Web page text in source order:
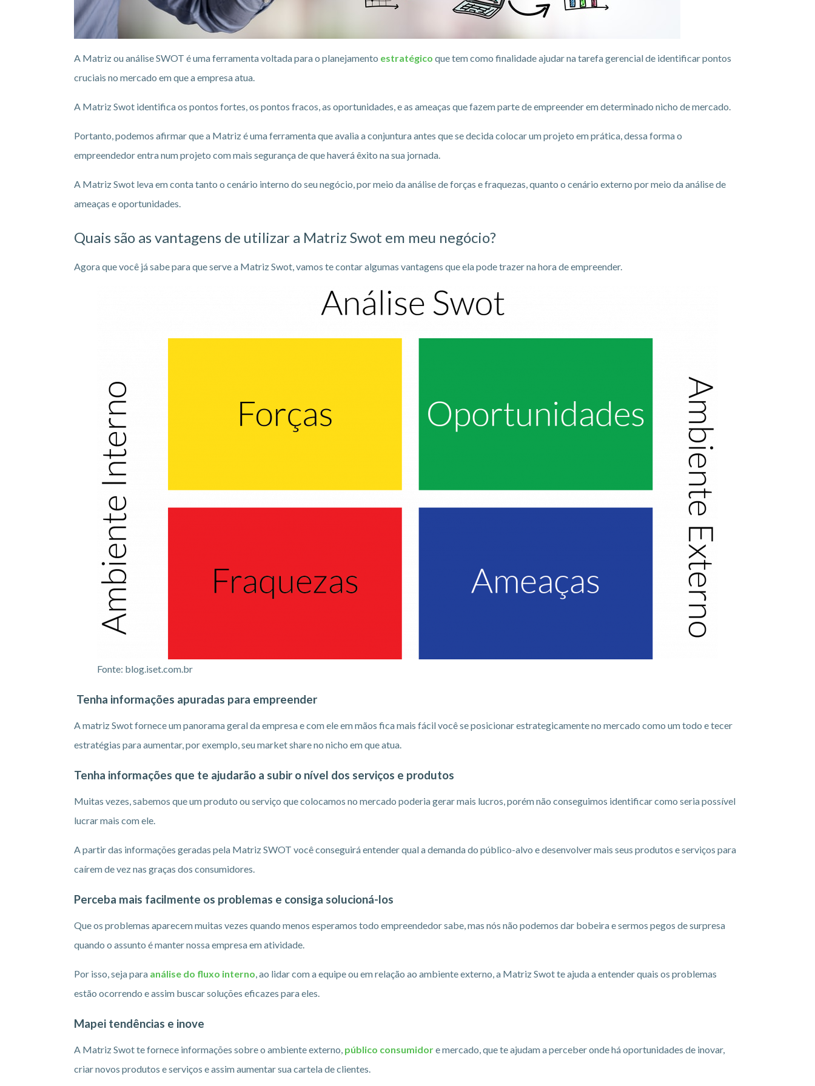
A Matriz ou análise SWOT é uma ferramenta voltada para o planejamento estratégico que tem como finalidade ajudar na tarefa gerencial de identificar pontos
cruciais no mercado em que a empresa atua.
A Matriz Swot identifica os pontos fortes, os pontos fracos, as oportunidades, e as ameaças que fazem parte de empreender em determinado nicho de mercado.
Portanto, podemos afirmar que a Matriz é uma ferramenta que avalia a conjuntura antes que se decida colocar um projeto em prática, dessa forma o
empreendedor entra num projeto com mais segurança de que haverá êxito na sua jornada.
A Matriz Swot leva em conta tanto o cenário interno do seu negócio, por meio da análise de forças e fraquezas, quanto o cenário externo por meio da análise de
ameaças e oportunidades.
Quais são as vantagens de utilizar a Matriz Swot em meu negócio?
Agora que você já sabe para que serve a Matriz Swot, vamos te contar algumas vantagens que ela pode trazer na hora de empreender.
Fonte: blog.iset.com.br
Tenha informações apuradas para empreender
A matriz Swot fornece um panorama geral da empresa e com ele em mãos fica mais fácil você se posicionar estrategicamente no mercado como um todo e tecer
estratégias para aumentar, por exemplo, seu market share no nicho em que atua.
Tenha informações que te ajudarão a subir o nível dos serviços e produtos
Muitas vezes, sabemos que um produto ou serviço que colocamos no mercado poderia gerar mais lucros, porém não conseguimos identificar como seria possível
lucrar mais com ele.
A partir das informações geradas pela Matriz SWOT você conseguirá entender qual a demanda do público-alvo e desenvolver mais seus produtos e serviços para
caírem de vez nas graças dos consumidores.
Perceba mais facilmente os problemas e consiga solucioná-los
Que os problemas aparecem muitas vezes quando menos esperamos todo empreendedor sabe, mas nós não podemos dar bobeira e sermos pegos de surpresa
quando o assunto é manter nossa empresa em atividade.
Por isso, seja para análise do fluxo interno , ao lidar com a equipe ou em relação ao ambiente externo, a Matriz Swot te ajuda a entender quais os problemas
estão ocorrendo e assim buscar soluções eficazes para eles.
Mapei tendências e inove
A Matriz Swot te fornece informações sobre o ambiente externo, público consumidore mercado, que te ajudam a perceber onde há oportunidades de inovar,
criar novos produtos e serviços e assim aumentar sua cartela de clientes.